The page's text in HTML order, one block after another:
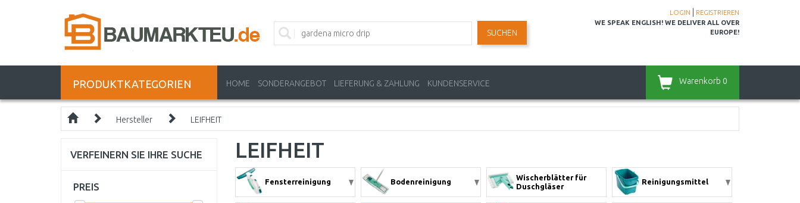
LOGIN
REGISTRIEREN
WE SPEAK ENGLISH! WE DELIVER ALL OVER
EUROPE!
SUCHEN
PRODUKTKATEGORIEN HOME SONDERANGEBOT LIEFERUNG & ZAHLUNG KUNDENSERVICE Warenkorb 0
Hersteller LEIFHEIT
LEIFHEIT
Fensterreinigung Bodenreinigung
Wischerblätter für
Duschgläser
Reinigungsmittel
VERFEINERN SIE IHRE SUCHE
PREIS